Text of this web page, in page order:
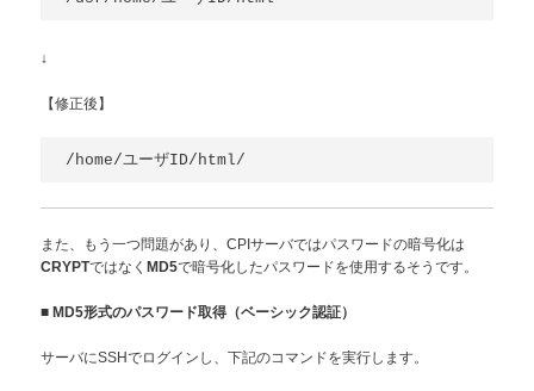
↓
【修正後】
また、もう一つ問題があり、CPIサーバではパスワードの暗号化は
CRYPTではなくMD5で暗号化したパスワードを使用するそうです。
■MD5形式のパスワード取得（ベーシック認証）
サーバにSSHでログインし、下記のコマンドを実行します。